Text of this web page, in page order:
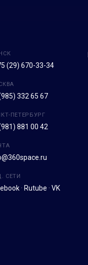
(29) 670-33-34
332 65 67
ПЕТЕРБУРГ
881 00 42
СЕТИ
· Rutube · VK